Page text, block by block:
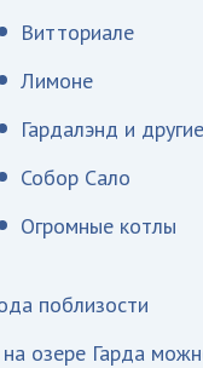
Витториале
Лимоне
Гардалэнд и
Собор Сало
Огромные котлы
поблизости
на озере Гарда